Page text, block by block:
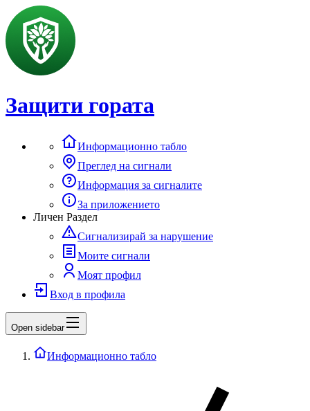
Защити гората
Информационно табло
Преглед на сигнали
Информация за сигналите
За приложението
Личен Раздел
Сигнализирай за нарушение
Моите сигнали
Моят профил
Вход в профила
Open sidebar
Информационно табло